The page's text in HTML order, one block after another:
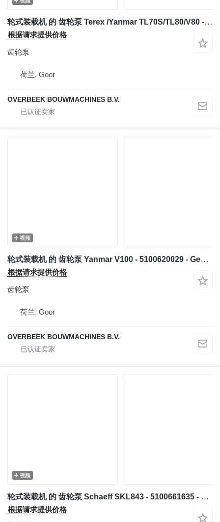
轮式装载机 的 齿轮泵 Terex /Yanmar TL70S/TL80/V80 -5090661552-Gearpump/Z
根据请求提供价格
齿轮泵
荷兰, Goor
OVERBEEK BOUWMACHINES B.V.
视频
轮式装载机 的 齿轮泵 Yanmar V100 - 5100620029 - Gearpump/Zahnradpumpe
根据请求提供价格
齿轮泵
荷兰, Goor
OVERBEEK BOUWMACHINES B.V.
视频
轮式装载机 的 齿轮泵 Schaeff SKL843 - 5100661635 - Gearpump/Zahnradpumpe
根据请求提供价格